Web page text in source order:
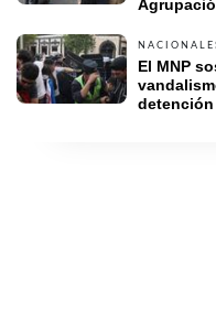
El MNP